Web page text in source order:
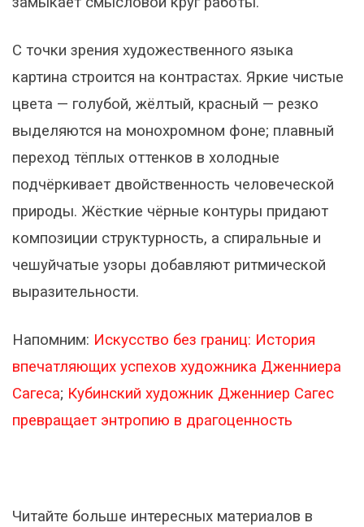
С точки зрения художественного языка
картина строится на контрастах. Яркие чистые
цвета — голубой, жёлтый, красный — резко
выделяются на монохромном фоне; плавный
переход тёплых оттенков в холодные
подчёркивает двойственность человеческой
природы. Жёсткие чёрные контуры придают
композиции структурность, а спиральные и
чешуйчатые узоры добавляют ритмической
выразительности.
Напомним: Искусство без границ: История
впечатляющих успехов художника Дженниера
Сагеса; Кубинский художник Дженниер Сагес
превращает энтропию в драгоценность
Читайте больше интересных материалов в